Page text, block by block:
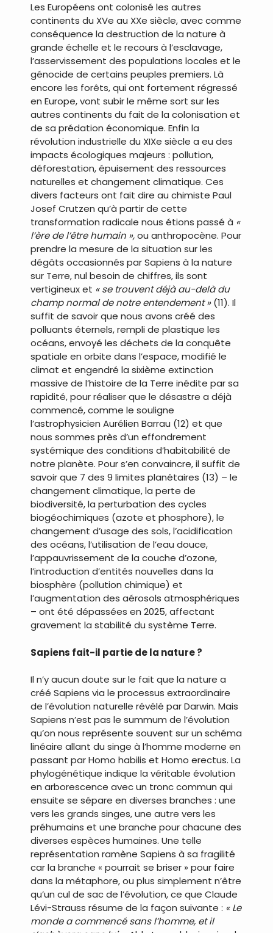
Les Européens ont colonisé les autres
continents du XVe au XXe siècle, avec comme
conséquence la destruction de la nature à
grande échelle et le recours à l’esclavage,
l’asservissement des populations locales et le
génocide de certains peuples premiers. Là
encore les forêts, qui ont fortement régressé
en Europe, vont subir le même sort sur les
autres continents du fait de la colonisation et
de sa prédation économique. Enfin la
révolution industrielle du XIXe siècle a eu des
impacts écologiques majeurs : pollution,
déforestation, épuisement des ressources
naturelles et changement climatique. Ces
divers facteurs ont fait dire au chimiste Paul
Josef Crutzen qu’à partir de cette
transformation radicale nous étions passé à «
l’ère de l’être humain »,ou anthropocène. Pour
prendre la mesure de la situation sur les
dégâts occasionnés par Sapiens à la nature
sur Terre, nul besoin de chiffres, ils sont
vertigineux et « se trouvent déjà au-delà du
champ normal de notre entendement »(11). Il
suffit de savoir que nous avons créé des
polluants éternels, rempli de plastique les
océans, envoyé les déchets de la conquête
spatiale en orbite dans l’espace, modifié le
climat et engendré la sixième extinction
massive de l’histoire de la Terre inédite par sa
rapidité, pour réaliser que le désastre a déjà
commencé, comme le souligne
l’astrophysicien Aurélien Barrau (12) et que
nous sommes près d’un effondrement
systémique des conditions d’habitabilité de
notre planète. Pour s’en convaincre, il suffit de
savoir que 7 des 9 limites planétaires (13) – le
changement climatique, la perte de
biodiversité, la perturbation des cycles
biogéochimiques (azote et phosphore), le
changement d’usage des sols, l’acidification
des océans, l’utilisation de l’eau douce,
l’appauvrissement de la couche d’ozone,
l’introduction d’entités nouvelles dans la
biosphère (pollution chimique) et
l’augmentation des aérosols atmosphériques
– ont été dépassées en 2025, affectant
gravement la stabilité du système Terre.
Sapiens fait-il partie de la nature ?
Il n’y aucun doute sur le fait que la nature a
créé Sapiens via le processus extraordinaire
de l’évolution naturelle révélé par Darwin. Mais
Sapiens n’est pas le summum de l’évolution
qu’on nous représente souvent sur un schéma
linéaire allant du singe à l’homme moderne en
passant par Homo habilis et Homo erectus. La
phylogénétique indique la véritable évolution
en arborescence avec un tronc commun qui
ensuite se sépare en diverses branches : une
vers les grands singes, une autre vers les
préhumains et une branche pour chacune des
diverses espèces humaines. Une telle
représentation ramène Sapiens à sa fragilité
car la branche « pourrait se briser » pour faire
dans la métaphore, ou plus simplement n’être
qu’un cul de sac de l’évolution, ce que Claude
Lévi-Strauss résume de la façon suivante : « Le
monde a commencé sans l’homme, et il